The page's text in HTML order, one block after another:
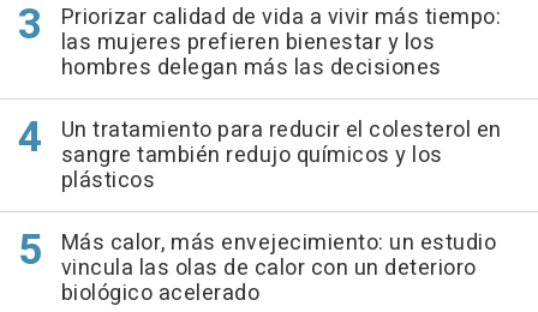
Priorizar calidad de vida a vivir más tiempo:
las mujeres prefieren bienestar y los
hombres delegan más las decisiones
Un tratamiento para reducir el colesterol en
sangre también redujo químicos y los
plásticos
Más calor, más envejecimiento: un estudio
vincula las olas de calor con un deterioro
biológico acelerado